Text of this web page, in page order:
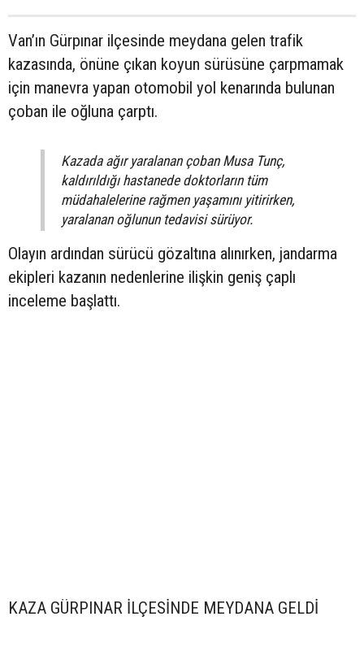
Van’ın Gürpınar ilçesinde meydana gelen trafik
kazasında, önüne çıkan koyun sürüsüne çarpmamak
için manevra yapan otomobil yol kenarında bulunan
çoban ile oğluna çarptı.
Kazada ağır yaralanan çoban Musa Tunç,
kaldırıldığı hastanede doktorların tüm
müdahalelerine rağmen yaşamını yitirirken,
yaralanan oğlunun tedavisi sürüyor.
Olayın ardından sürücü gözaltına alınırken, jandarma
ekipleri kazanın nedenlerine ilişkin geniş çaplı
inceleme başlattı.
KAZA GÜRPINAR İLÇESİNDE MEYDANA GELDİ